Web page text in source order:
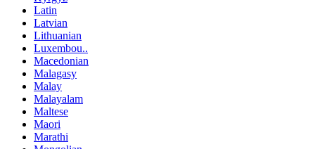
Latin
Latvian
Lithuanian
Luxembou..
Macedonian
Malagasy
Malay
Malayalam
Maltese
Maori
Marathi